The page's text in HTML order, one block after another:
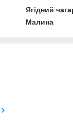
Ягідний
Малина